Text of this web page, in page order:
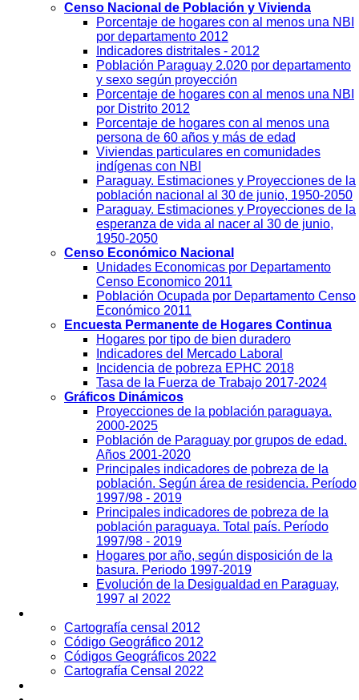
Censo Nacional de Población y Vivienda
Porcentaje de hogares con al menos una NBI
por departamento 2012
Indicadores distritales - 2012
Población Paraguay 2.020 por departamento
y sexo según proyección
Porcentaje de hogares con al menos una NBI
por Distrito 2012
Porcentaje de hogares con al menos una
persona de 60 años y más de edad
Viviendas particulares en comunidades
indígenas con NBI
Paraguay. Estimaciones y Proyecciones de la
población nacional al 30 de junio, 1950-2050
Paraguay. Estimaciones y Proyecciones de la
esperanza de vida al nacer al 30 de junio,
1950-2050
Censo Económico Nacional
Unidades Economicas por Departamento
Censo Economico 2011
Población Ocupada por Departamento Censo
Económico 2011
Encuesta Permanente de Hogares Continua
Hogares por tipo de bien duradero
Indicadores del Mercado Laboral
Incidencia de pobreza EPHC 2018
Tasa de la Fuerza de Trabajo 2017-2024
Gráficos Dinámicos
Proyecciones de la población paraguaya.
2000-2025
Población de Paraguay por grupos de edad.
Años 2001-2020
Principales indicadores de pobreza de la
población. Según área de residencia. Período
1997/98 - 2019
Principales indicadores de pobreza de la
población paraguaya. Total país. Período
1997/98 - 2019
Hogares por año, según disposición de la
basura. Periodo 1997-2019
Evolución de la Desigualdad en Paraguay,
1997 al 2022
Cartografía censal 2012
Código Geográfico 2012
Códigos Geográficos 2022
Cartografía Censal 2022